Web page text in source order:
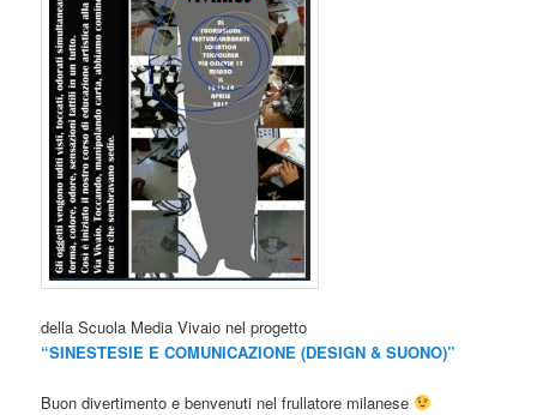
della Scuola Media Vivaio nel progetto
“SINESTESIE E COMUNICAZIONE (DESIGN & SUONO)”
Buon divertimento e benvenuti nel frullatore milanese